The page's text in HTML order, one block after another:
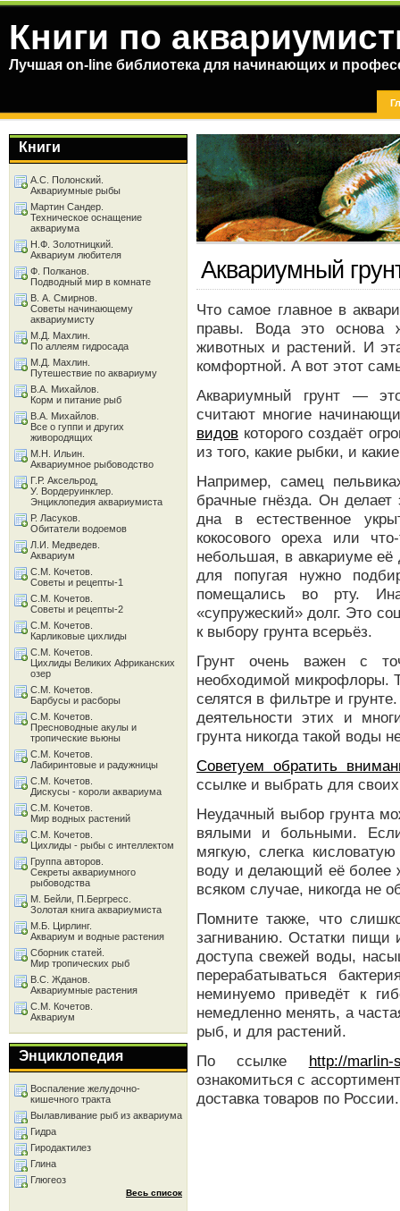
Книги по
Лучшая on-line библиотека для начинающих и
Аквариумный
Что самое главное в
правы. Вода это основа
животных и растений. И
комфортной. А вот этот
Аквариумный грунт —
считают многие
видов которого создаёт
из того, какие рыбки, и
Например, самец
брачные гнёзда. Он делает
дна в естественное
кокосового ореха или
небольшая, в авкариуме её
для попугая нужно
помещались во рту.
«супружеский» долг. Это
к выбору грунта всерьёз.
Грунт очень важен с
необходимой микрофлоры.
селятся в фильтре и
деятельности этих и
грунта никогда такой воды
Советуем обратить
ссылке и выбрать для
Неудачный выбор грунта
вялыми и больными.
мягкую, слегка
воду и делающий её более
всяком случае, никогда не
Помните также, что
загниванию. Остатки пищи
доступа свежей воды,
перерабатываться
неминуемо приведёт к
немедленно менять, а
рыб, и для растений.
По ссылке http://marlin-
ознакомиться с
доставка товаров по России.
Книги
А.С. Полонский.
Аквариумные рыбы
Мартин Сандер.
Техническое оснащение
аквариума
Н.Ф. Золотницкий.
Аквариум любителя
Ф. Полканов.
Подводный мир в комнате
В. А. Смирнов.
Советы начинающему
аквариумисту
М.Д. Махлин.
По аллеям гидросада
М.Д. Махлин.
Путешествие по аквариуму
В.А. Михайлов.
Корм и питание рыб
В.А. Михайлов.
Все о гуппи и других
живородящих
М.Н. Ильин.
Аквариумное рыбоводство
Г.Р. Аксельрод,
У. Вордеруинклер.
Энциклопедия аквариумиста
Р. Ласуков.
Обитатели водоемов
Л.И. Медведев.
Аквариум
С.М. Кочетов.
Советы и рецепты-1
С.М. Кочетов.
Советы и рецепты-2
С.М. Кочетов.
Карликовые цихлиды
С.М. Кочетов.
Цихлиды Великих Африканских
озер
С.М. Кочетов.
Барбусы и расборы
С.М. Кочетов.
Пресноводные акулы и
тропические вьюны
С.М. Кочетов.
Лабиринтовые и радужницы
С.М. Кочетов.
Дискусы - короли аквариума
С.М. Кочетов.
Мир водных растений
С.М. Кочетов.
Цихлиды - рыбы с интеллектом
Группа авторов.
Секреты аквариумного
рыбоводства
М. Бейли, П.Бергресс.
Золотая книга аквариумиста
М.Б. Цирлинг.
Аквариум и водные растения
Сборник статей.
Мир тропических рыб
В.С. Жданов.
Аквариумные растения
С.М. Кочетов.
Аквариум
Энциклопедия
Воспаление желудочно-
кишечного тракта
Вылавливание рыб из аквариума
Гидра
Гиродактилез
Глина
Глюгеоз
Весь список